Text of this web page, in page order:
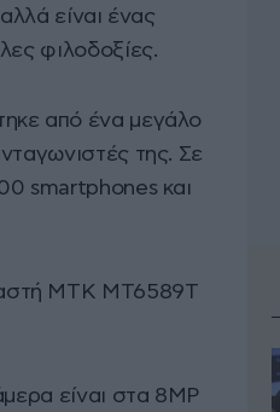
είναι ένας
φιλοδοξίες.
από ένα μεγάλο
της. Σε
smartphones και
MTK MT6589T
είναι στα 8MP